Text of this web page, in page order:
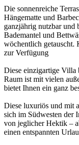
Die sonnenreiche
Hängematte und
ganzjährig nutzbar und
Bademantel und
wöchentlich getauscht.
zur Verfügung
Diese einzigartige Villa
Raum ist mit vielen
bietet Ihnen ein ganz
Diese luxuriös und mit
sich im Südwesten der
von jeglicher Hektik –
einen entspannten